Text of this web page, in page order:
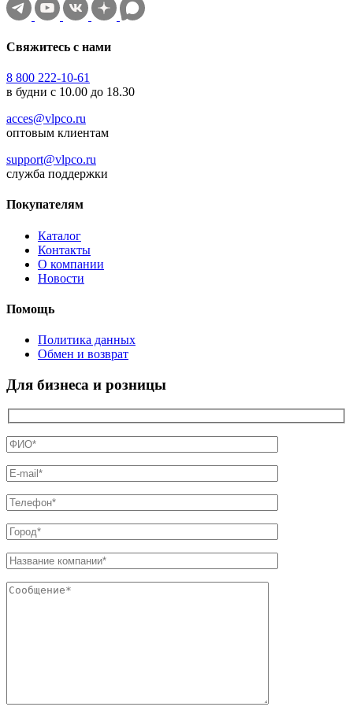
Свяжитесь с нами
8 800 222-10-61
в будни с 10.00 до 18.30
acces@vlpco.ru
оптовым клиентам
support@vlpco.ru
служба поддержки
Покупателям
Каталог
Контакты
О компании
Новости
Помощь
Политика данных
Обмен и возврат
Для бизнеса и розницы